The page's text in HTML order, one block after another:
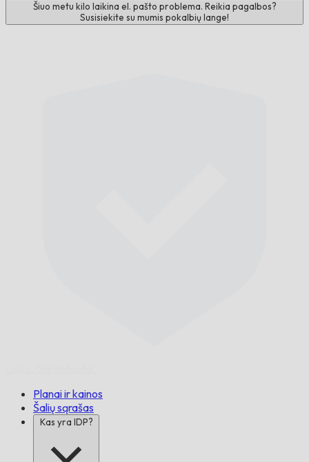
Šiuo metu kilo laikina el. pašto problema. Reikia pagalbos?
Susisiekite su mumis pokalbių lange!
Planai ir kainos
Šalių sąrašas
Kas yra IDP?